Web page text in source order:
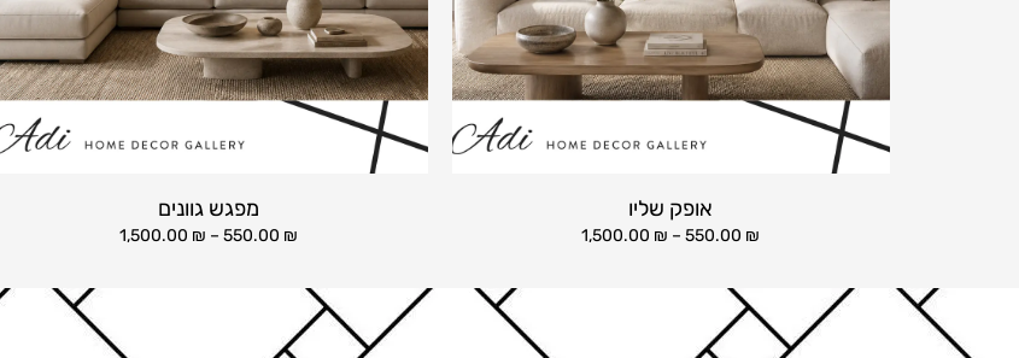
אופק שליו
550.00 ₪
–
1,500.00 ₪
מפגש גוונים
550.00 ₪
–
1,500.00 ₪